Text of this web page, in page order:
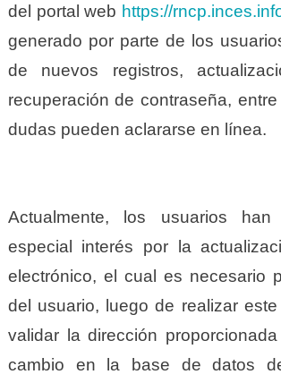
del portal web https://
generado por parte de los
de nuevos registros,
recuperación de contraseña,
dudas pueden aclararse en línea.
Actualmente, los usuarios
especial interés por la
electrónico, el cual es necesario
del usuario, luego de realizar
validar la dirección
cambio en la base de datos